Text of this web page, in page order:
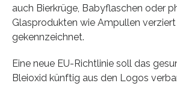
auch Bierkrüge, Babyflaschen oder
Glasprodukten wie Ampullen
gekennzeichnet.
Eine neue EU-Richtlinie soll das
Bleioxid künftig aus den Logos